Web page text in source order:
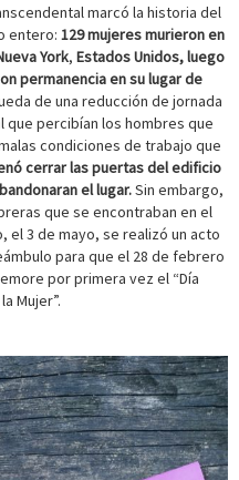
marcó la historia del
entero: 129 mujeres murieron en
York, Estados Unidos, luego
permanencia en su lugar de
de una reducción de jornada
que percibían los hombres que
condiciones de trabajo que
cerrar las puertas del edificio
el lugar.Sin embargo,
que se encontraban en el
el 3 de mayo, se realizó un acto
para que el 28 de febrero
por primera vez el “Día
Mujer”.